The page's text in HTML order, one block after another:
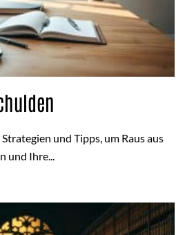
und Tipps, um Raus aus
und Ihre...